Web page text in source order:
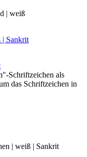
Schriftzeichen als
das Schriftzeichen in